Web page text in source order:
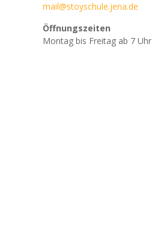
mail@stoyschule.jena.de
Öffnungszeiten
Montag bis Freitag ab 7 Uhr